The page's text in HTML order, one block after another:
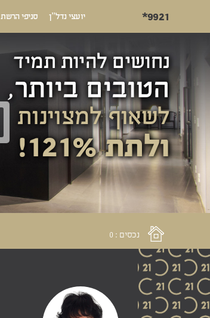
*9921 יועצי נדל”ן סניפי הרשת
נחושים להיות תמיד
הטובים ביותר,
לשאוף למצוינות
ולתת 121%!
נכסים : 0